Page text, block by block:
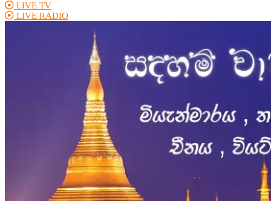
LIVE TV
LIVE RADIO